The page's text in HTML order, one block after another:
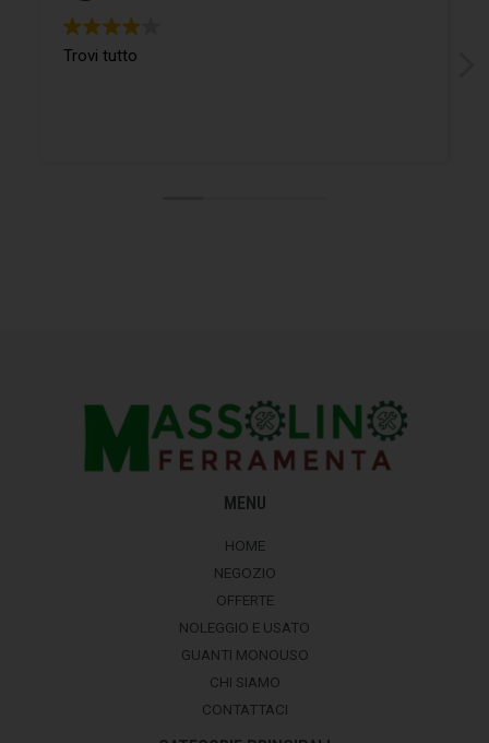
Trovi tutto
MENU
HOME
NEGOZIO
OFFERTE
NOLEGGIO E USATO
GUANTI MONOUSO
CHI SIAMO
CONTATTACI